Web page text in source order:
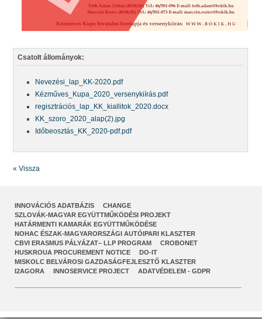
Csatolt állományok:
Nevezési_lap_KK-2020.pdf
Kézműves_Kupa_2020_versenykiírás.pdf
regisztrációs_lap_KK_kiallitok_2020.docx
KK_szoro_2020_alap(2).jpg
Időbeosztás_KK_2020-pdf.pdf
« Vissza
INNOVÁCIÓS ADATBÁZIS
CHANGE
SZLOVÁK-MAGYAR EGYÜTTMŰKÖDÉSI PROJEKT
HATÁRMENTI KAMARÁK EGYÜTTMŰKÖDÉSE
NOHAC ÉSZAK-MAGYARORSZÁGI AUTÓIPARI KLASZTER
CBVI ERASMUS PÁLYÁZAT– LLP PROGRAM
CROBONET
HUSKROUA PROCUREMENT NOTICE
DO-IT
MISKOLC BELVÁROSI GAZDASÁGFEJLESZTŐ KLASZTER
I2AGORA
INNOSERVICE PROJECT ADATVÉDELEM - GDPR